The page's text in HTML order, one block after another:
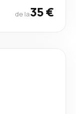
de la35 €